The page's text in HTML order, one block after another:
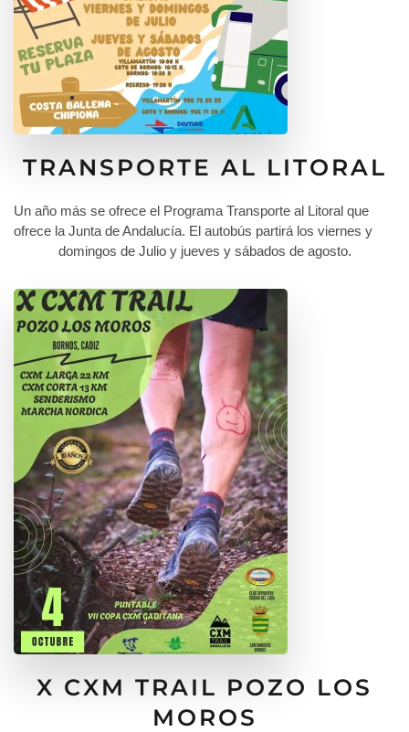
TRANSPORTE AL LITORAL
Un año más se ofrece el Programa Transporte al Litoral que
ofrece la Junta de Andalucía. El autobús partirá los viernes y
domingos de Julio y jueves y sábados de agosto.
X CXM TRAIL POZO LOS
MOROS